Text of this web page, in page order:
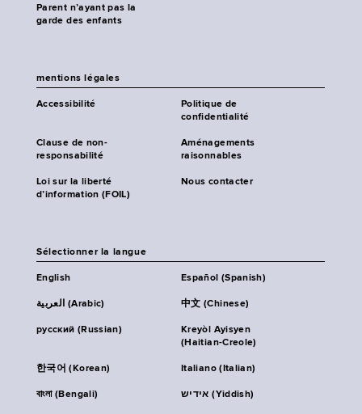
Parent n’ayant pas la
garde des enfants
mentions légales
Accessibilité
Politique de
confidentialité
Clause de non-
responsabilité
Aménagements
raisonnables
Loi sur la liberté
d’information (FOIL)
Nous contacter
Sélectionner la langue
English Español (Spanish)
العربية (Arabic) 中文 (Chinese)
русский (Russian)
Kreyòl Ayisyen
(Haitian-Creole)
한국어 (Korean) Italiano (Italian)
বাংলা (Bengali) אידיש (Yiddish)